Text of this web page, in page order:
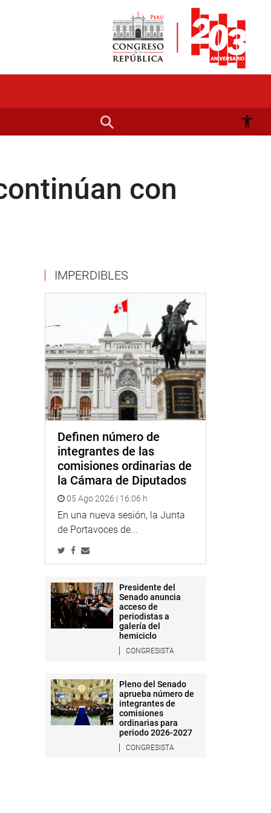
con
IMPERDIBLES
Definen número de
integrantes de las
comisiones ordinarias de
la Cámara de Diputados
05 Ago 2026 | 16:06 h
En una nueva sesión, la Junta
de Portavoces de...
Presidente del
Senado anuncia
acceso de
periodistas a
galería del
hemiciclo
CONGRESISTA
Pleno del Senado
aprueba número de
integrantes de
comisiones
ordinarias para
periodo 2026-2027
CONGRESISTA